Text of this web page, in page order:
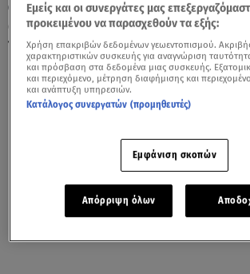
10.05.24, 11:42
Οι Σπεσιαλίστες: Δείτε την ταινία
Τηλεοπτική Προβολή στο Star
Εμείς και οι συνεργάτες μας
προκειμένου να παρασχεθούν τα εξής:
Χρήση επακριβών δεδομένων γεωεντοπισμού.
χαρακτηριστικών συσκευής για αναγνώριση
και πρόσβαση στα δεδομένα μιας συσκευής.
και περιεχόμενο, μέτρηση διαφήμισης και
και ανάπτυξη υπηρεσιών.
Κατάλογος συνεργατών (προμηθευτές)
Εμφάνιση σκοπών
Απόρριψη όλων